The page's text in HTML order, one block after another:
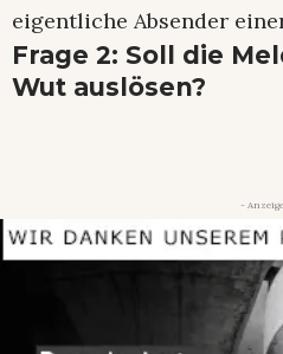
eigentliche Absender
Frage 2: Soll die
Wut auslösen?
-